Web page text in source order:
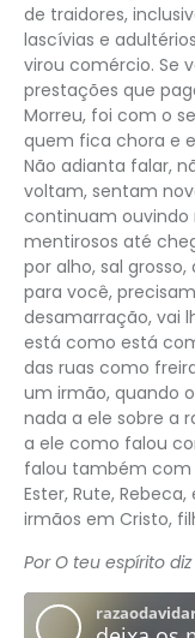
de traidores,
lascívias e
virou comércio. Se
prestações que
Morreu, foi com o
quem fica chora e
Não adianta falar,
voltam, sentam
continuam ouvindo
mentirosos até
por alho, sal
para você,
desamarração, vai
está como está
das ruas como
um irmão, quando
nada a ele sobre a
a ele como falou
falou também com
Ester, Rute,
irmãos em Cristo,
Por O teu espírito diz